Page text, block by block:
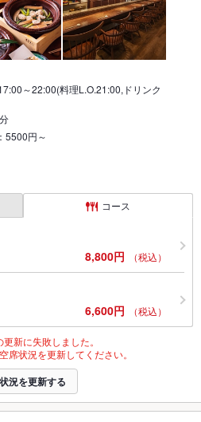
～22:00(料理L.O.21:00,ドリンク
5500円～
コース
8,800円 （税込）
6,600円 （税込）
新に失敗しました。
席状況を更新してください。
況を更新する